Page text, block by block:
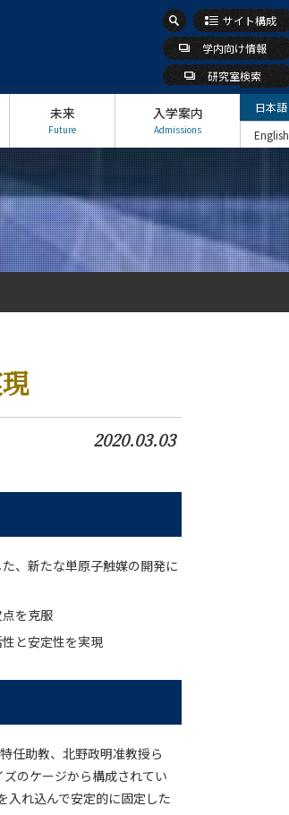
サイト構成
学内向け情報
研究室検索
未来
Future
入学案内
Admissions
日本語
English
2020.03.03
、新たな単原子触媒の開発に
を克服
と安定性を実現
任助教、北野政明准教授ら
のケージから構成されてい
入れ込んで安定的に固定した